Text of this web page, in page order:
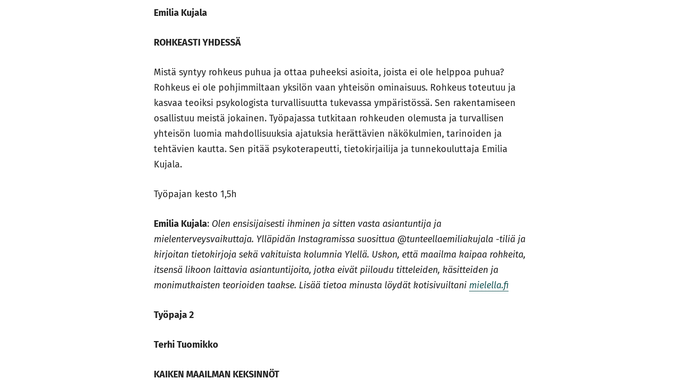
Emilia Kujala
ROHKEASTI YHDESSÄ
Mistä syntyy rohkeus puhua ja ottaa puheeksi asioita, joista ei ole helppoa puhua?
Rohkeus ei ole pohjimmiltaan yksilön vaan yhteisön ominaisuus. Rohkeus toteutuu ja
kasvaa teoiksi psykologista turvallisuutta tukevassa ympäristössä. Sen rakentamiseen
osallistuu meistä jokainen. Työpajassa tutkitaan rohkeuden olemusta ja turvallisen
yhteisön luomia mahdollisuuksia ajatuksia herättävien näkökulmien, tarinoiden ja
tehtävien kautta. Sen pitää psykoterapeutti, tietokirjailija ja tunnekouluttaja Emilia
Kujala.
Työpajan kesto 1,5h
Emilia Kujala: Olen ensisijaisesti ihminen ja sitten vasta asiantuntija ja
mielenterveysvaikuttaja. Ylläpidän Instagramissa suosittua @tunteellaemiliakujala -tiliä ja
kirjoitan tietokirjoja sekä vakituista kolumnia Ylellä. Uskon, että maailma kaipaa rohkeita,
itsensä likoon laittavia asiantuntijoita, jotka eivät piiloudu titteleiden, käsitteiden ja
monimutkaisten teorioiden taakse. Lisää tietoa minusta löydät kotisivuiltani mielella.fi
Työpaja 2
Terhi Tuomikko
KAIKEN MAAILMAN KEKSINNÖT